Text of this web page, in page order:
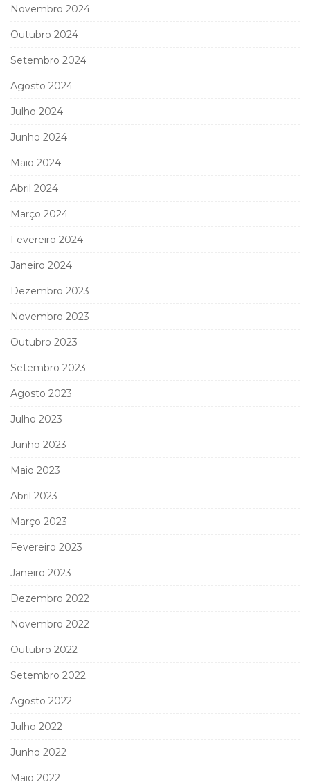
Novembro 2024
Outubro 2024
Setembro 2024
Agosto 2024
Julho 2024
Junho 2024
Maio 2024
Abril 2024
Março 2024
Fevereiro 2024
Janeiro 2024
Dezembro 2023
Novembro 2023
Outubro 2023
Setembro 2023
Agosto 2023
Julho 2023
Junho 2023
Maio 2023
Abril 2023
Março 2023
Fevereiro 2023
Janeiro 2023
Dezembro 2022
Novembro 2022
Outubro 2022
Setembro 2022
Agosto 2022
Julho 2022
Junho 2022
Maio 2022